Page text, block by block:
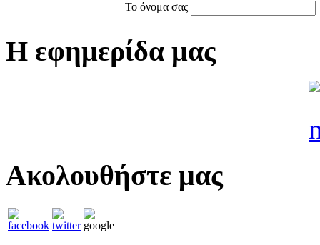
Το όνομα σας
Η εφημερίδα μας
Ακολουθήστε μας